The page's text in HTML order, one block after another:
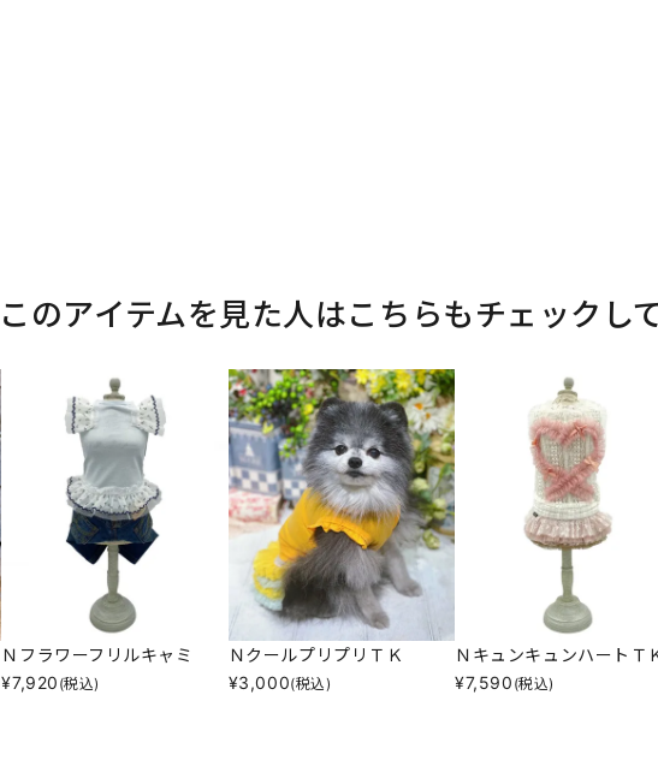
このアイテムを見た人はこちらもチェックし
Ｎフラワーフリルキャミ
¥7,920 (税込)
ＮクールプリプリＴＫ
¥3,000(税込)
ＮキュンキュンハートＴ
¥7,590 (税込)